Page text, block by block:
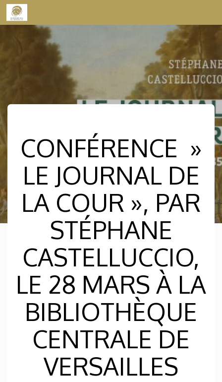
Skip to content
CONFÉRENCE »
LE JOURNAL DE
LA COUR », PAR
STÉPHANE
CASTELLUCCIO,
LE 28 MARS À LA
BIBLIOTHÈQUE
CENTRALE DE
VERSAILLES